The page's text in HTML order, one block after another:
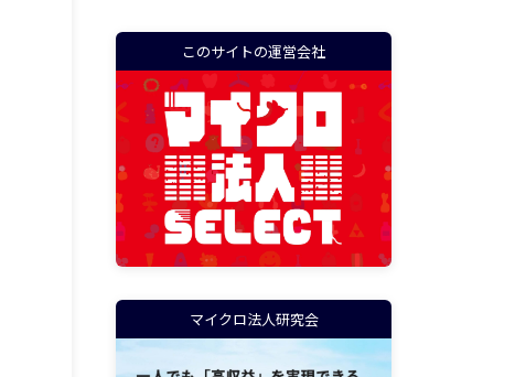
このサイトの運営会社
マイクロ法人研究会